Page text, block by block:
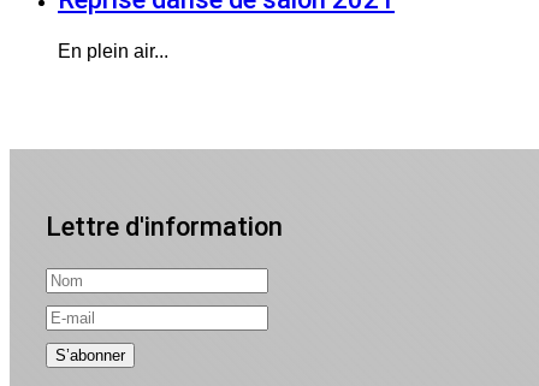
En plein air...
Lettre d'information